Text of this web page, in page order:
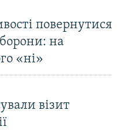
повернутися
на
«ні»
візит